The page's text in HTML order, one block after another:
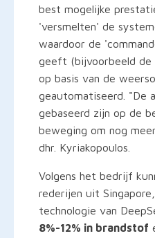
best mogelijke
'versmelten' de
waardoor de
geeft (bijvoorbeeld de
op basis van de
geautomatiseerd. "De
gebaseerd zijn op de
beweging om nog
dhr. Kyriakopoulos.
Volgens het bedrijf
rederijen uit
technologie van
8%-12% in brandstof